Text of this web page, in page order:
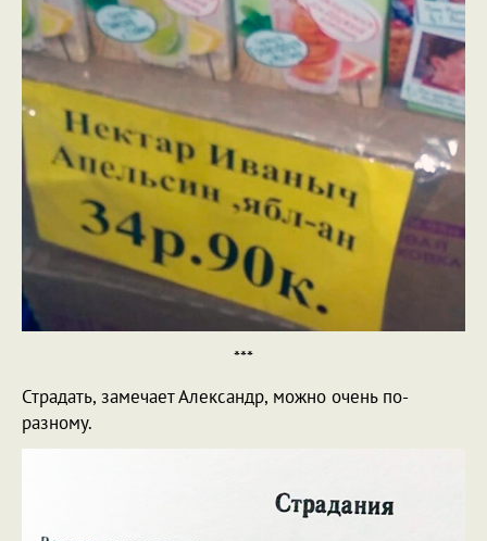
***
Страдать, замечает Александр, можно очень по-
разному.